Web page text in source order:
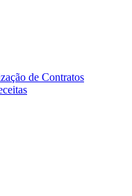
de Contratos